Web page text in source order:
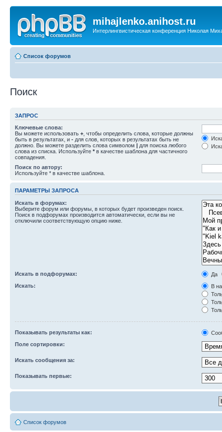
mihajlenko.anihost.ru
Интерлингвистическая конференция Николая
Список форумов
Поиск
ЗАПРОС
Ключевые слова:
Вы можете использовать + , чтобы определить слова, которые должны
быть в результатах, и - для слов, которых в результатах быть не
должно. Вы можете разделить слова символом | для поиска любого
слова из списка. Используйте * в качестве шаблона для частичного
совпадения.
Поиск по автору:
Используйте * в качестве шаблона.
ПАРАМЕТРЫ ЗАПРОСА
Искать в форумах:
Выберите форум или форумы, в которых будет произведен поиск.
Поиск в подфорумах производится автоматически, если вы не
отключили соответствующую опцию ниже.
Искать в подфорумах:
Да
Искать:
В
Показывать результаты как:
Поле сортировки:
Искать сообщения за:
Показывать первые:
Список форумов